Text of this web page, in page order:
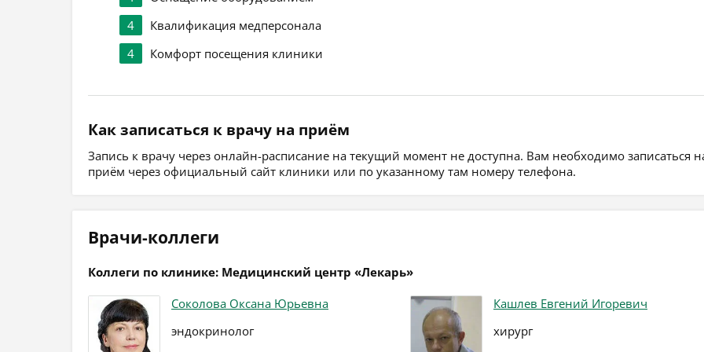
4
Квалификация медперсонала
4
Комфорт посещения клиники
Как записаться к врачу на приём
Запись к врачу через онлайн-расписание на текущий момент не доступна. Вам необходимо записаться
приём через официальный сайт клиники или по указанному там номеру телефона.
Врачи-коллеги
Коллеги по клинике: Медицинский центр «Лекарь»
Соколова Оксана Юрьевна
эндокринолог
Кашлев Евгений Игоревич
хирург